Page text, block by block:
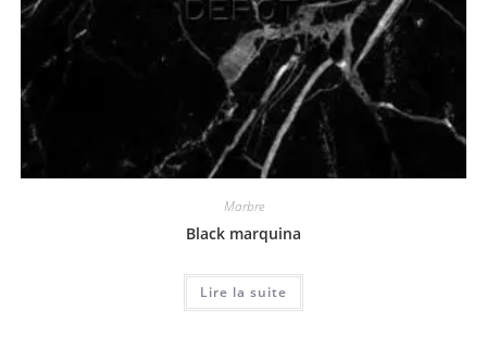
Marbre
Black marquina
Lire la suite